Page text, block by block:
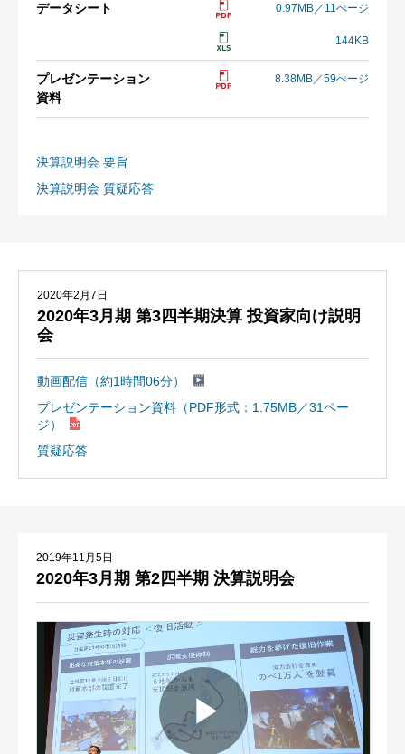
データシート 0.97MB／11ぺージ
144KB
プレゼンテーション
資料
8.38MB／59ぺージ
決算説明会 要旨
決算説明会 質疑応答
2020年3月期 第3四半期決算 投資家向け説明
会
2020年2月7日
動画配信（約1時間06分）
プレゼンテーション資料（PDF形式：1.75MB／31ペー
ジ）
質疑応答
2020年3月期 第2四半期 決算説明会
2019年11月5日